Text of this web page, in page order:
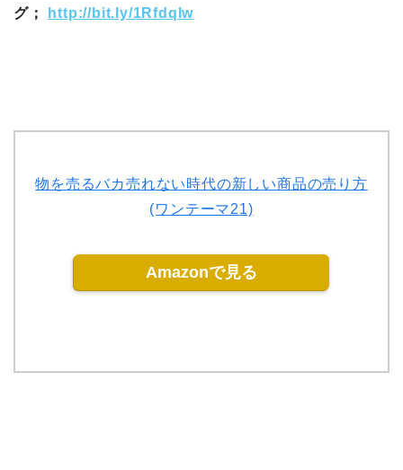
グ；
http://bit.ly/1Rfdqlw
物を売るバカ売れない時代の新しい商品の売り方
(ワンテーマ21)
Amazonで見る